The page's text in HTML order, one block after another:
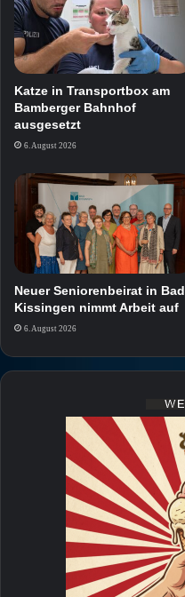
Katze in Transportbox am
Bamberger Bahnhof
ausgesetzt
6. August 2026
Neuer Seniorenbeirat in Bad
Kissingen nimmt Arbeit auf
6. August 2026